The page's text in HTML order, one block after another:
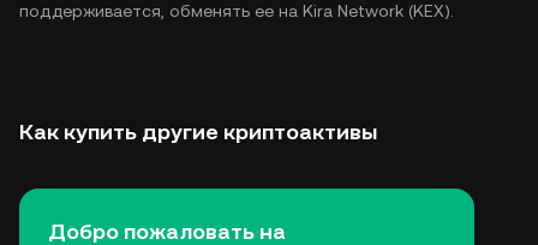
поддерживается, обменять ее на Kira Network (KEX).
Как купить другие криптоактивы
Добро пожаловать на